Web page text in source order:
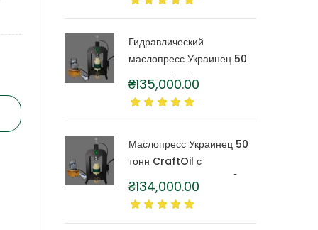
литров
Гидравлический
маслопресс Украинец 50
тонн CraftOil с
капролоновой бочкой 4
литра
₴135,000.00
Маслопресс Украинец 50
тонн CraftOil с
капролоновой бочкой 3
литра
₴134,000.00